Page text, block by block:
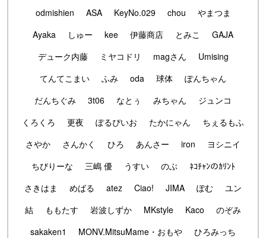
odmishien
ASA KeyNo.029 chou
やまつま
Ayaka
しゅー kee 伊藤商店 とみこ
GAJA
デューク内藤
ミヤコドリ magさん
Umising
てんてこまい
ふみ oda 球体
ぽんちゃん
だんちぐみ
3t06 なとぅ みちゃん
ジュンコ
くろくろ
更夜 ぽるぴいお たかにゃん
ちぇるもふ
さやか
さんかく ひろ あんさー iron
ヨシニイ
ちびりーな
三嶋 優 うすい のぶ
ﾈｺﾁｬﾝのｶﾘﾝﾄ
さきはま
めばる atez Ciao! JIMA ぽむ
ユン
結
ももたす 岩波しずか MKstyle Kaco
のぞみ
sakaken1
MONV.MitsuMame・おもや
ひろみっち